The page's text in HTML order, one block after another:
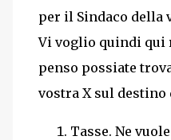
per il Sindaco della
Vi voglio quindi qui
penso possiate
vostra X sul destino
Tasse. Ne